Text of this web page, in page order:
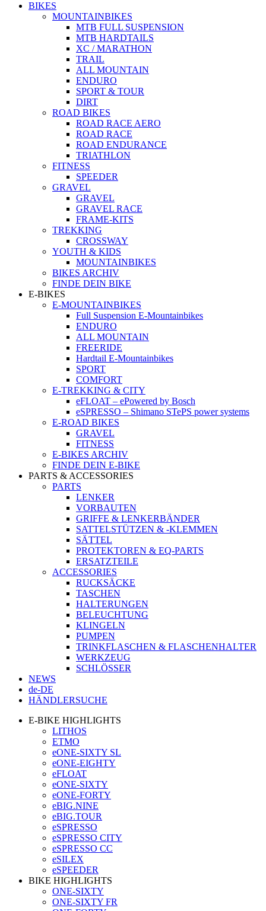
BIKES
MOUNTAINBIKES
MTB FULL SUSPENSION
MTB HARDTAILS
XC / MARATHON
TRAIL
ALL MOUNTAIN
ENDURO
SPORT & TOUR
DIRT
ROAD BIKES
ROAD RACE AERO
ROAD RACE
ROAD ENDURANCE
TRIATHLON
FITNESS
SPEEDER
GRAVEL
GRAVEL
GRAVEL RACE
FRAME-KITS
TREKKING
CROSSWAY
YOUTH & KIDS
MOUNTAINBIKES
BIKES ARCHIV
FINDE DEIN BIKE
E-BIKES
E-MOUNTAINBIKES
Full Suspension E-Mountainbikes
ENDURO
ALL MOUNTAIN
FREERIDE
Hardtail E-Mountainbikes
SPORT
COMFORT
E-TREKKING & CITY
eFLOAT – ePowered by Bosch
eSPRESSO – Shimano STePS power systems
E-ROAD BIKES
GRAVEL
FITNESS
E-BIKES ARCHIV
FINDE DEIN E-BIKE
PARTS & ACCESSORIES
PARTS
LENKER
VORBAUTEN
GRIFFE & LENKERBÄNDER
SATTELSTÜTZEN & -KLEMMEN
SÄTTEL
PROTEKTOREN & EQ-PARTS
ERSATZTEILE
ACCESSORIES
RUCKSÄCKE
TASCHEN
HALTERUNGEN
BELEUCHTUNG
KLINGELN
PUMPEN
TRINKFLASCHEN & FLASCHENHALTER
WERKZEUG
SCHLÖSSER
NEWS
de-DE
HÄNDLERSUCHE
E-BIKE HIGHLIGHTS
LITHOS
ETMO
eONE-SIXTY SL
eONE-EIGHTY
eFLOAT
eONE-SIXTY
eONE-FORTY
eBIG.NINE
eBIG.TOUR
eSPRESSO
eSPRESSO CITY
eSPRESSO CC
eSILEX
eSPEEDER
BIKE HIGHLIGHTS
ONE-SIXTY
ONE-SIXTY FR